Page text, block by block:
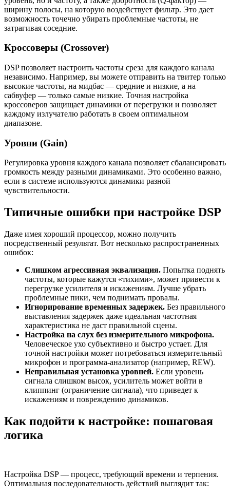
ширину полосы, на которую воздействует фильтр. Это дает
возможность точечно убирать проблемные частоты, не
затрагивая соседние.
Кроссоверы (Crossover)
DSP позволяет настроить частоты среза для каждого канала
независимо. Например, вы можете отправить на твитер только
высокие частоты, на мидбас — средние и низкие, а на
сабвуфер — только самые низкие. Точная настройка
кроссоверов защищает динамики от перегрузки и позволяет
каждому излучателю работать в своем оптимальном
диапазоне.
Уровни (Gain)
Регулировка уровня каждого канала позволяет сбалансировать
громкость между разными динамиками. Это особенно важно,
если в системе используются динамики разной
чувствительности.
Типичные ошибки при настройке DSP
Даже имея хороший процессор, можно получить
посредственный результат. Вот несколько распространенных
ошибок:
Слишком агрессивная эквализация. Попытка поднять
частоты, которые кажутся «тихими», может привести к
перегрузке усилителя и искажениям. Лучше убрать
проблемные пики, чем поднимать провалы.
Игнорирование временных задержек. Без правильного
выставления задержек даже идеальная частотная
характеристика не даст правильной сцены.
Настройка на слух без измерительного микрофона.
Человеческое ухо субъективно и быстро устает. Для
точной настройки может потребоваться измерительный
микрофон и программа-анализатор (например, REW).
Неправильная установка уровней. Если уровень
сигнала слишком высок, усилитель может войти в
клиппинг (ограничение сигнала), что приведет к
искажениям и повреждению динамиков.
Как подойти к настройке: пошаговая
логика
Настройка DSP — процесс, требующий времени и терпения.
Оптимальная последовательность действий выглядит так: